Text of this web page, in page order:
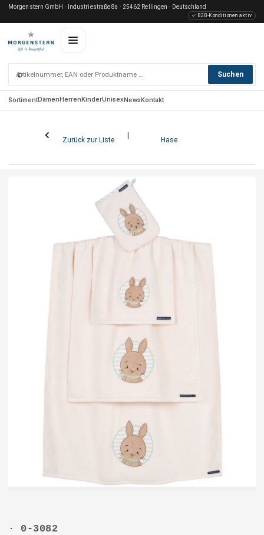
Morgenstern GmbH · Industriestraße 8a · 25462 Rellingen · Deutschland
✓ B2B-Konditionen aktiv
⌕ Suchen
SortimentDamenHerrenKinderUnisexNewsKontakt
Zurück zur Liste Hase
· 0-3082